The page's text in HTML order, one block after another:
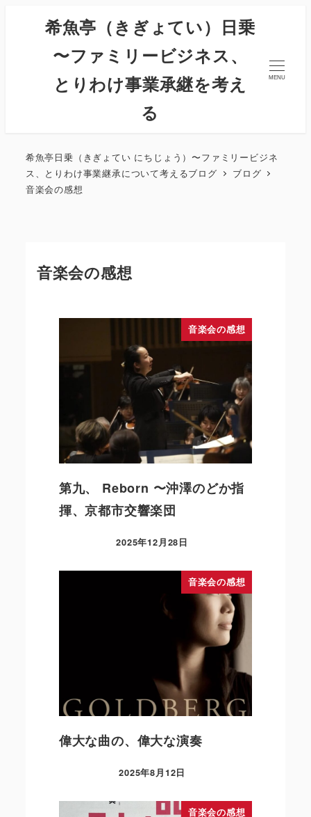
希魚亭（きぎょてい）日乗
〜ファミリービジネス、
とりわけ事業承継を考え
る
MENU
希魚亭日乗（きぎょてい にちじょう）〜ファミリービジネ
ス、とりわけ事業継承について考えるブログ
ブログ
音楽会の感想
音楽会の感想
音楽会の感想
第九、 Reborn 〜沖澤のどか指
揮、京都市交響楽団
2025年12月28日
音楽会の感想
偉大な曲の、偉大な演奏
2025年8月12日
音楽会の感想